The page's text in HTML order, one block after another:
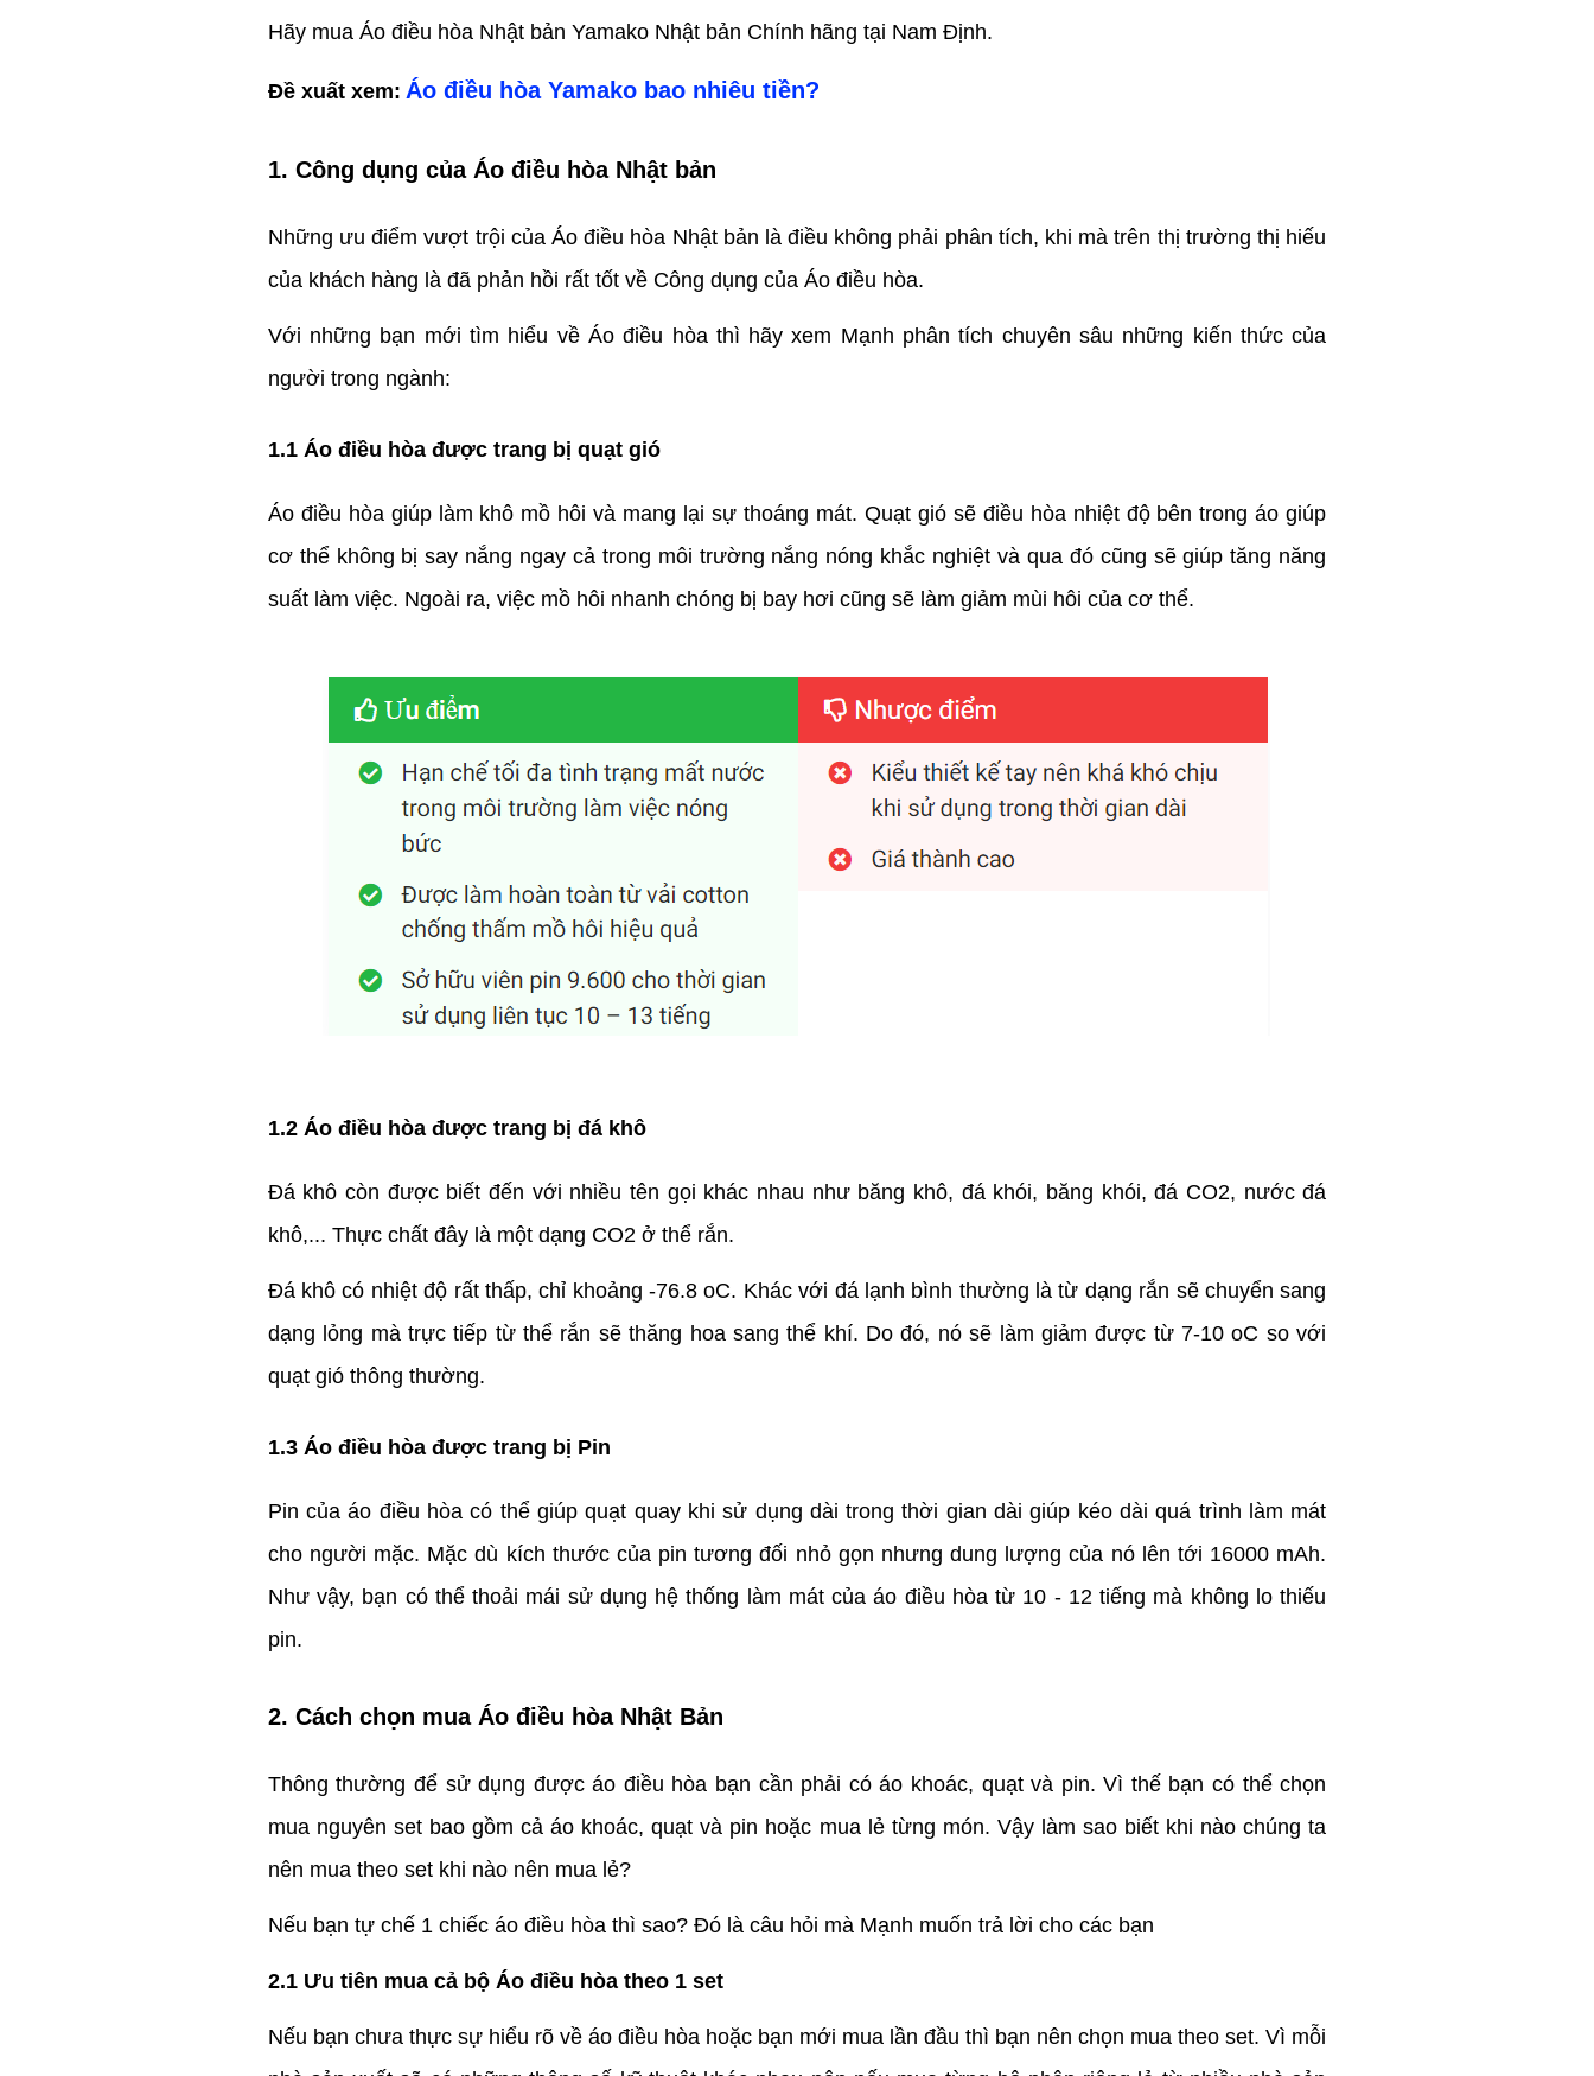
Hãy mua Áo điều hòa Nhật bản Yamako Nhật bản Chính hãng tại Nam Định.
Đề xuất xem: Áo điều hòa Yamako bao nhiêu tiền?
1. Công dụng của Áo điều hòa Nhật bản
Những ưu điểm vượt trội của Áo điều hòa Nhật bản là điều không phải phân tích, khi mà trên thị trường thị hiếu
của khách hàng là đã phản hồi rất tốt về Công dụng của Áo điều hòa.
Với những bạn mới tìm hiểu về Áo điều hòa thì hãy xem Mạnh phân tích chuyên sâu những kiến thức của
người trong ngành:
1.1 Áo điều hòa được trang bị quạt gió
Áo điều hòa giúp làm khô mồ hôi và mang lại sự thoáng mát. Quạt gió sẽ điều hòa nhiệt độ bên trong áo giúp
cơ thể không bị say nắng ngay cả trong môi trường nắng nóng khắc nghiệt và qua đó cũng sẽ giúp tăng năng
suất làm việc. Ngoài ra, việc mồ hôi nhanh chóng bị bay hơi cũng sẽ làm giảm mùi hôi của cơ thể.
1.2 Áo điều hòa được trang bị đá khô
Đá khô còn được biết đến với nhiều tên gọi khác nhau như băng khô, đá khói, băng khói, đá CO2, nước đá
khô,... Thực chất đây là một dạng CO2 ở thể rắn.
Đá khô có nhiệt độ rất thấp, chỉ khoảng -76.8 oC. Khác với đá lạnh bình thường là từ dạng rắn sẽ chuyển sang
dạng lỏng mà trực tiếp từ thể rắn sẽ thăng hoa sang thể khí. Do đó, nó sẽ làm giảm được từ 7-10 oC so với
quạt gió thông thường.
1.3 Áo điều hòa được trang bị Pin
Pin của áo điều hòa có thể giúp quạt quay khi sử dụng dài trong thời gian dài giúp kéo dài quá trình làm mát
cho người mặc. Mặc dù kích thước của pin tương đối nhỏ gọn nhưng dung lượng của nó lên tới 16000 mAh.
Như vậy, bạn có thể thoải mái sử dụng hệ thống làm mát của áo điều hòa từ 10 - 12 tiếng mà không lo thiếu
pin.
2. Cách chọn mua Áo điều hòa Nhật Bản
Thông thường để sử dụng được áo điều hòa bạn cần phải có áo khoác, quạt và pin. Vì thế bạn có thể chọn
mua nguyên set bao gồm cả áo khoác, quạt và pin hoặc mua lẻ từng món. Vậy làm sao biết khi nào chúng ta
nên mua theo set khi nào nên mua lẻ?
Nếu bạn tự chế 1 chiếc áo điều hòa thì sao? Đó là câu hỏi mà Mạnh muốn trả lời cho các bạn
2.1 Ưu tiên mua cả bộ Áo điều hòa theo 1 set
Nếu bạn chưa thực sự hiểu rõ về áo điều hòa hoặc bạn mới mua lần đầu thì bạn nên chọn mua theo set. Vì mỗi